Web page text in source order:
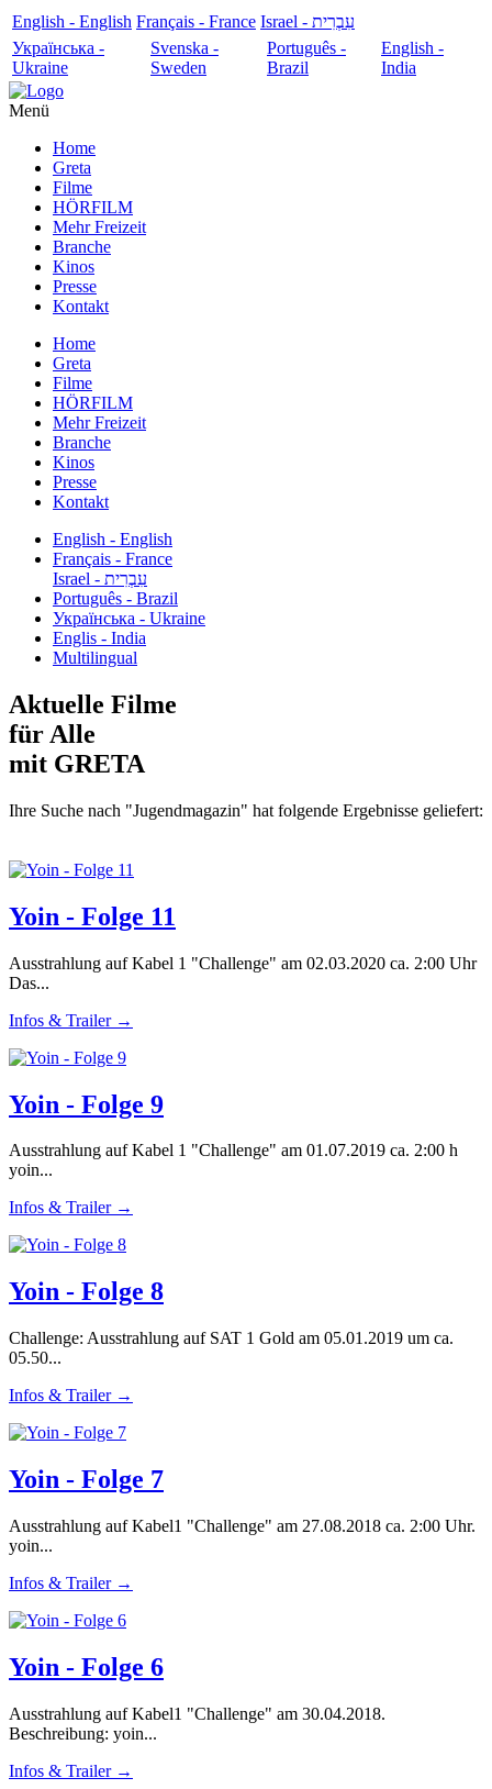
English - English Français - France
עִבְרִית - Israel
Українська -
Ukraine
Svenska -
Sweden
Português -
Brazil
English -
India
Menü
Home
Greta
Filme
HÖRFILM
Mehr Freizeit
Branche
Kinos
Presse
Kontakt
Home
Greta
Filme
HÖRFILM
Mehr Freizeit
Branche
Kinos
Presse
Kontakt
English - English
Français - France
עִבְרִית - Israel
Português - Brazil
Українська - Ukraine
Englis - India
Multilingual
Aktuelle Filme
für Alle
mit GRETA
Ihre Suche nach "Jugendmagazin" hat folgende Ergebnisse geliefert:
Yoin - Folge 11
Ausstrahlung auf Kabel 1 "Challenge" am 02.03.2020 ca. 2:00 Uhr
Das...
Infos & Trailer →
Yoin - Folge 9
Ausstrahlung auf Kabel 1 "Challenge" am 01.07.2019 ca. 2:00 h
yoin...
Infos & Trailer →
Yoin - Folge 8
Challenge: Ausstrahlung auf SAT 1 Gold am 05.01.2019 um ca.
05.50...
Infos & Trailer →
Yoin - Folge 7
Ausstrahlung auf Kabel1 "Challenge" am 27.08.2018 ca. 2:00 Uhr.
yoin...
Infos & Trailer →
Yoin - Folge 6
Ausstrahlung auf Kabel1 "Challenge" am 30.04.2018.
Beschreibung: yoin...
Infos & Trailer →